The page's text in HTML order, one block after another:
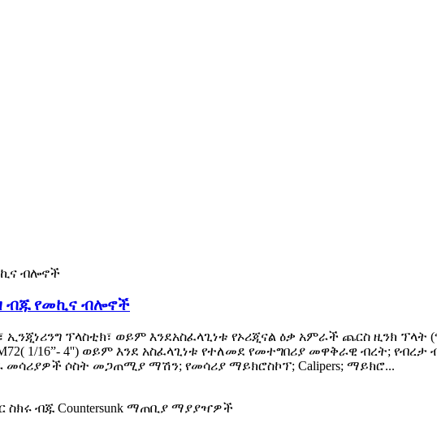
ብጁ የመኪና ብሎኖች
ፕላስቲክ፣ ወይም እንደአስፈላጊነቱ የኦሪጂናል ዕቃ አምራች ጨርስ ዚንክ ፕላት
1/16”- 4'') ወይም እንደ አስፈላጊነቱ የተለመደ የመተግበሪያ መዋቅራዊ ብረት;
ሶስት መጋጠሚያ ማሽን; የመሳሪያ ማይክሮስኮፕ; Calipers; ማይክሮ...